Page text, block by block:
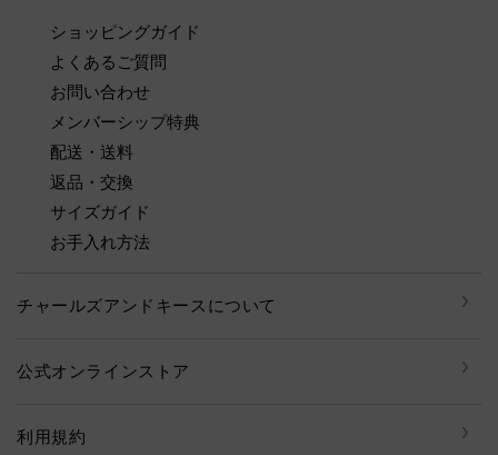
ショッピングガイド
よくあるご質問
お問い合わせ
メンバーシップ特典
配送・送料
返品・交換
サイズガイド
お手入れ方法
チャールズアンドキースについて
公式オンラインストア
利用規約